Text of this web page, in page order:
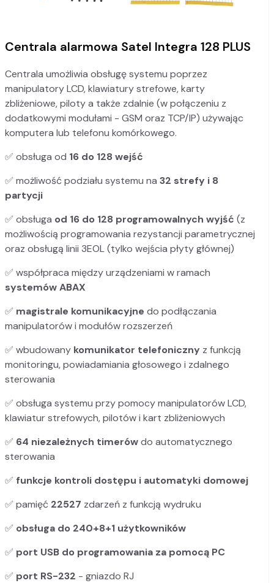
Centrala alarmowa Satel Integra 128 PLUS
Centrala umożliwia obsługę systemu poprzez
manipulatory LCD, klawiatury strefowe, karty
zbliżeniowe, piloty a także zdalnie (w połączeniu z
dodatkowymi modułami - GSM oraz TCP/IP) używając
komputera lub telefonu komórkowego.
✅ obsługa od 16 do 128 wejść
✅ możliwość podziału systemu na 32 strefy i 8
partycji
✅ obsługa od 16 do 128 programowalnych wyjść (z
możliwością programowania rezystancji parametrycznej
oraz obsługą linii 3EOL (tylko wejścia płyty głównej)
✅ współpraca między urządzeniami w ramach
systemów ABAX
✅ magistrale komunikacyjne do podłączania
manipulatorów i modułów rozszerzeń
✅ wbudowany komunikator telefoniczny z funkcją
monitoringu, powiadamiania głosowego i zdalnego
sterowania
✅ obsługa systemu przy pomocy manipulatorów LCD,
klawiatur strefowych, pilotów i kart zbliżeniowych
✅ 64 niezależnych timerówdo automatycznego
sterowania
✅ funkcje kontroli dostępu i automatyki domowej
✅ pamięć 22527 zdarzeń z funkcją wydruku
✅ obsługa do 240+8+1 użytkowników
✅ port USB do programowania za pomocą PC
✅ port RS-232 - gniazdo RJ